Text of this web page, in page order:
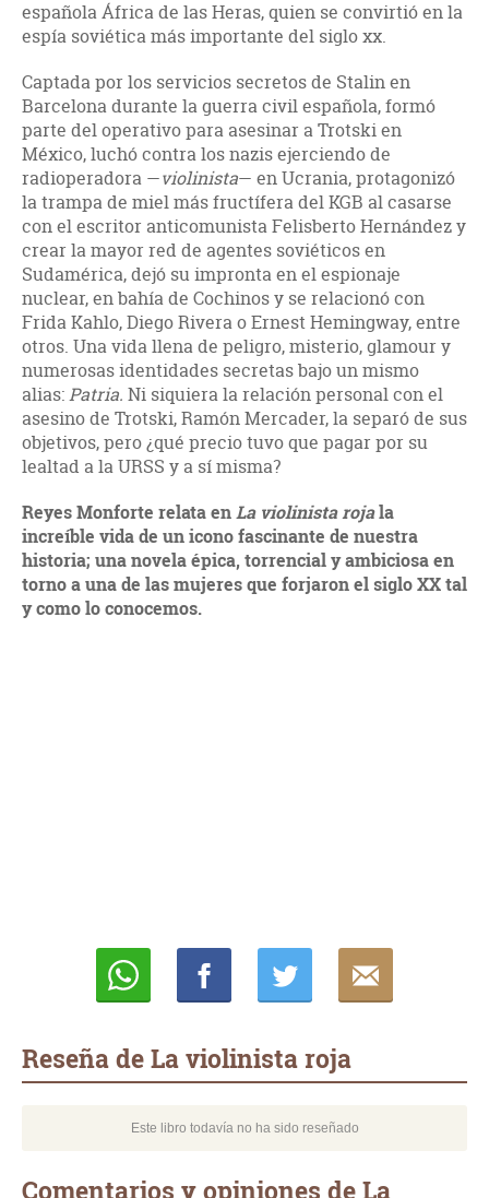
española África de las Heras, quien se convirtió en la
espía soviética más importante del siglo xx.
Captada por los servicios secretos de Stalin en
Barcelona durante la guerra civil española, formó
parte del operativo para asesinar a Trotski en
México, luchó contra los nazis ejerciendo de
radioperadora —violinista— en Ucrania, protagonizó
la trampa de miel más fructífera del KGB al casarse
con el escritor anticomunista Felisberto Hernández y
crear la mayor red de agentes soviéticos en
Sudamérica, dejó su impronta en el espionaje
nuclear, en bahía de Cochinos y se relacionó con
Frida Kahlo, Diego Rivera o Ernest Hemingway, entre
otros. Una vida llena de peligro, misterio, glamour y
numerosas identidades secretas bajo un mismo
alias:Patria. Ni siquiera la relación personal con el
asesino de Trotski, Ramón Mercader, la separó de sus
objetivos, pero ¿qué precio tuvo que pagar por su
lealtad a la URSS y a sí misma?
Reyes Monforte relata en La violinista rojala
increíble vida de un icono fascinante de nuestra
historia; una novela épica, torrencial y ambiciosa en
torno a una de las mujeres que forjaron el siglo XX tal
y como lo conocemos.
Reseña de La violinista roja
Este libro todavía no ha sido reseñado
Comentarios y opiniones de La